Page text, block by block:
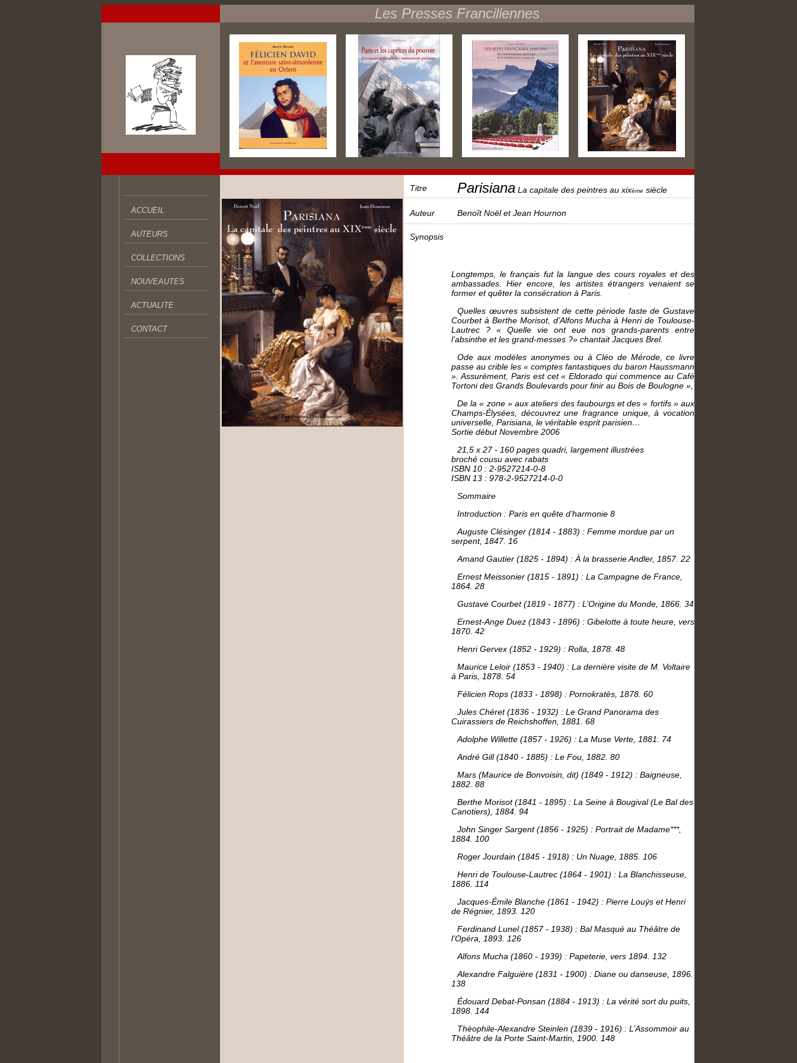
Les Presses Franciliennes
ACCUEIL
AUTEURS
COLLECTIONS
NOUVEAUTES
ACTUALITE
CONTACT
Titre Parisiana La capitale des peintres au xixème siècle
Auteur Benoît Noël et Jean Hournon
Synopsis
Longtemps, le français fut la langue des cours royales et des
ambassades. Hier encore, les artistes étrangers venaient se
former et quêter la consécration à Paris
Quelles œuvres subsistent de cette période faste de Gustave
Courbet à Berthe Morisot, d’Alfons Mucha à Henri de Toulouse-
Lautrec ? « Quelle vie ont eue nos grands-parents entre
l’absinthe et les grand-messes ?» chantait Jacques Brel.
Ode aux modèles anonymes ou à Cléo de Mérode, ce livre
passe au crible les « comptes fantastiques du baron Haussmann
». Assurément, Paris est cet « Eldorado qui commence au Café
Tortoni des Grands Boulevards pour finir au Bois de Boulogne »,
De la « zone » aux ateliers des faubourgs et des « fortifs » aux
Champs-Élysées, découvrez une fragrance unique, à vocation
universelle, Parisiana, le véritable esprit parisien…
Sortie début Novembre 2006
21,5 x 27 - 160 pages quadri, largement illustrées
broché cousu avec rabats
ISBN 10 : 2-9527214-0-8
ISBN 13 : 978-2-9527214-0-0
Sommaire
Introduction : Paris en quête d’harmonie 8
Auguste Clésinger (1814 - 1883) : Femme mordue par un
serpent, 1847. 16
Amand Gautier (1825 - 1894) : À la brasserie Andler, 1857. 22
Ernest Meissonier (1815 - 1891) : La Campagne de France,
1864. 28
Gustave Courbet (1819 - 1877) : L’Origine du Monde, 1866. 34
Ernest-Ange Duez (1843 - 1896) : Gibelotte à toute heure, vers
1870. 42
Henri Gervex (1852 - 1929) : Rolla, 1878. 48
Maurice Leloir (1853 - 1940) : La dernière visite de M. Voltaire
à Paris, 1878. 54
Félicien Rops (1833 - 1898) : Pornokratès, 1878. 60
Jules Chéret (1836 - 1932) : Le Grand Panorama des
Cuirassiers de Reichshoffen, 1881. 68
Adolphe Willette (1857 - 1926) : La Muse Verte, 1881. 74
André Gill (1840 - 1885) : Le Fou, 1882. 80
Mars (Maurice de Bonvoisin, dit) (1849 - 1912) : Baigneuse,
1882. 88
Berthe Morisot (1841 - 1895) : La Seine à Bougival (Le Bal des
Canotiers), 1884. 94
John Singer Sargent (1856 - 1925) : Portrait de Madame***,
1884. 100
Roger Jourdain (1845 - 1918) : Un Nuage, 1885. 106
Henri de Toulouse-Lautrec (1864 - 1901) : La Blanchisseuse,
1886. 114
Jacques-Émile Blanche (1861 - 1942) : Pierre Louÿs et Henri
de Régnier, 1893. 120
Ferdinand Lunel (1857 - 1938) : Bal Masqué au Théâtre de
l’Opéra, 1893. 126
Alfons Mucha (1860 - 1939) : Papeterie, vers 1894. 132
Alexandre Falguière (1831 - 1900) : Diane ou danseuse, 1896.
138
Édouard Debat-Ponsan (1884 - 1913) : La vérité sort du puits,
1898. 144
Théophile-Alexandre Steinlen (1839 - 1916) : L’Assommoir au
Théâtre de la Porte Saint-Martin, 1900. 148